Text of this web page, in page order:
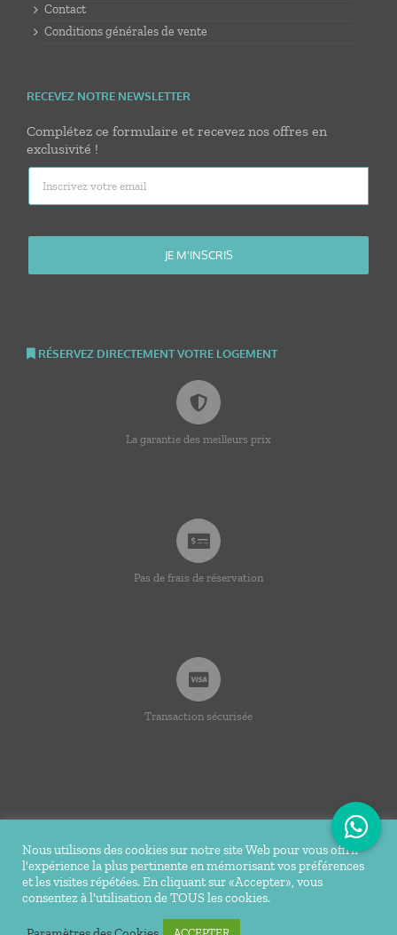
Contact
Conditions générales de vente
RECEVEZ NOTRE NEWSLETTER
Complétez ce formulaire et recevez nos offres en
exclusivité !
RÉSERVEZ DIRECTEMENT VOTRE LOGEMENT
La garantie des meilleurs prix
Pas de frais de réservation
Transaction sécurisée
© Copyright 2020 -2026 | Ti Bakoua | Tous droits
réservés |Mentions légales| Conception Réalisation du site
Nous utilisons des cookies sur notre site Web pour vous offrir
l'expérience la plus pertinente en mémorisant vos préférences
et les visites répétées. En cliquant sur «Accepter», vous
consentez à l'utilisation de TOUS les cookies.